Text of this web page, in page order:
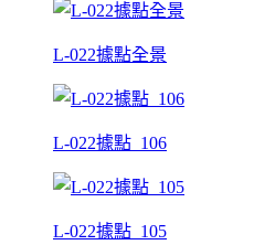
L-022據點全景
L-022據點_106
L-022據點_105